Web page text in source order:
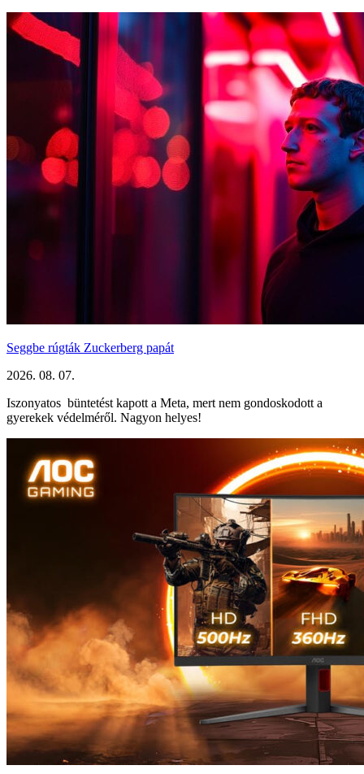
Seggbe rúgták Zuckerberg papát
2026. 08. 07.
Iszonyatos büntetést kapott a Meta, mert nem gondoskodott a
gyerekek védelméről. Nagyon helyes!